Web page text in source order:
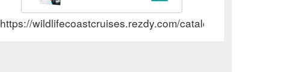
https://wildlifecoastcruises.rezdy.com/catalog/396901/gift-